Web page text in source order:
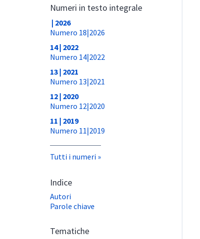
Numeri in testo integrale
| 2026
Numero 18|2026
14 | 2022
Numero 14|2022
13 | 2021
Numero 13|2021
12 | 2020
Numero 12|2020
11 | 2019
Numero 11|2019
Tutti i numeri
Indice
Autori
Parole chiave
Tematiche